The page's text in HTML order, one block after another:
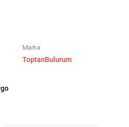
Marka
ToptanBulurum